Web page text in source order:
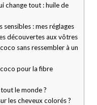
change tout : huile de
: mes réglages
découvertes aux vôtres
sans ressembler à un
pour la fibre
le monde ?
les cheveux colorés ?